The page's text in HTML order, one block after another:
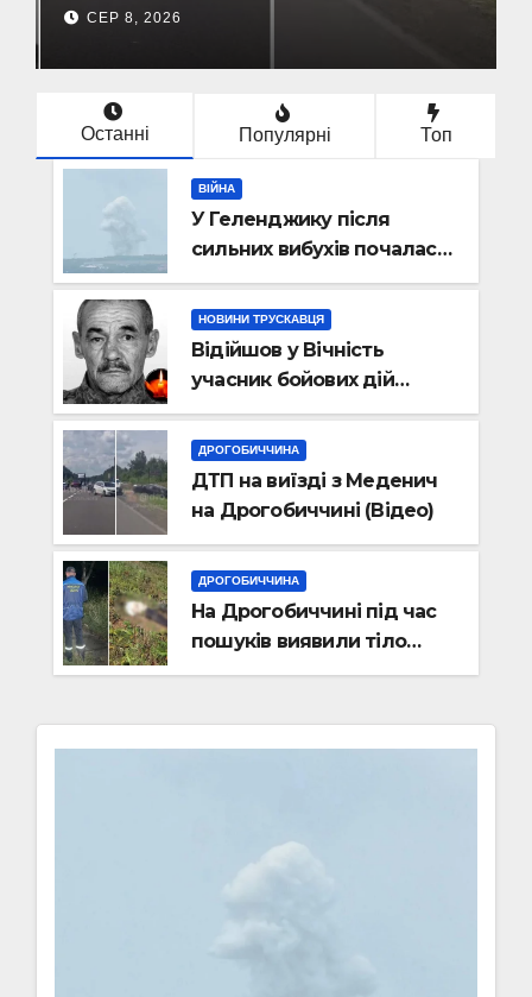
СЕР 8, 2026
Останні Популярні Топ
ВІЙНА
У Геленджику після
сильних вибухів почалася
масова евакуація
НОВИНИ ТРУСКАВЦЯ
Відійшов у Вічність
учасник бойових дій
Василь Іваникович зі
Станилі
ДРОГОБИЧЧИНА
ДТП на виїзді з Меденич
на Дрогобиччині (Відео)
ДРОГОБИЧЧИНА
На Дрогобиччині під час
пошуків виявили тіло
зниклого чоловіка (Фото)